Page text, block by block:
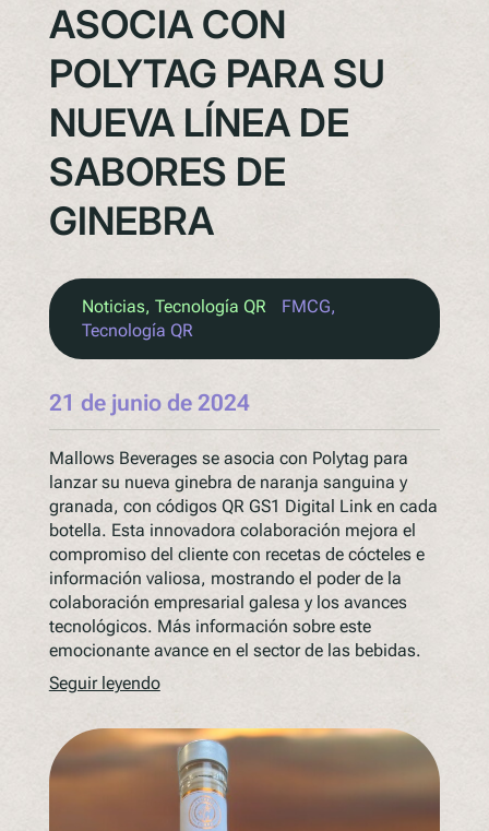
ASOCIA CON
POLYTAG PARA SU
NUEVA LÍNEA DE
SABORES DE
GINEBRA
Noticias, Tecnología QR FMCG
Tecnología QR
21 de junio de 2024
Mallows Beverages se asocia con Polytag para
lanzar su nueva ginebra de naranja sanguina y
granada, con códigos QR GS1 Digital Link en cada
botella. Esta innovadora colaboración mejora el
compromiso del cliente con recetas de cócteles e
información valiosa, mostrando el poder de la
colaboración empresarial galesa y los avances
tecnológicos. Más información sobre este
emocionante avance en el sector de las bebidas.
Seguir leyendo